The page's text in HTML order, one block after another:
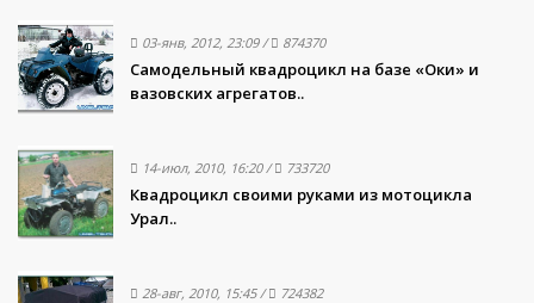
03-янв, 2012, 23:09/ 874370
Самодельный квадроцикл на базе «Оки» и
вазовских агрегатов..
14-июл, 2010, 16:20/ 733720
Квадроцикл своими руками из мотоцикла
Урал..
28-авг, 2010, 15:45/ 724382